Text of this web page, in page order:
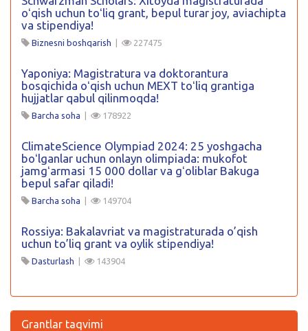
oʻqish uchun toʻliq grant, bepul turar joy, aviachipta
va stipendiya!
Biznesni boshqarish | 227475
Yaponiya: Magistratura va doktorantura
bosqichida oʻqish uchun MEXT toʻliq grantiga
hujjatlar qabul qilinmoqda!
Barcha soha | 178922
ClimateScience Olympiad 2024: 25 yoshgacha
boʻlganlar uchun onlayn olimpiada: mukofot
jamgʻarmasi 15 000 dollar va gʻoliblar Bakuga
bepul safar qiladi!
Barcha soha | 149704
Rossiya: Bakalavriat va magistraturada o’qish
uchun to’liq grant va oylik stipendiya!
Dasturlash | 143904
Grantlar taqvimi